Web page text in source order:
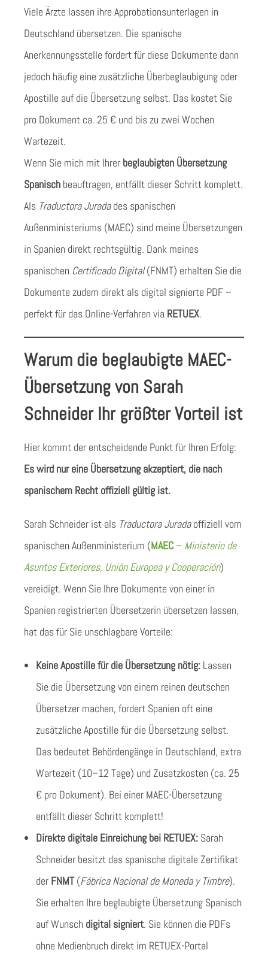
Viele Ärzte lassen ihre Approbationsunterlagen in
Deutschland übersetzen. Die spanische
Anerkennungsstelle fordert für diese Dokumente dann
jedoch häufig eine zusätzliche Überbeglaubigung oder
Apostille auf die Übersetzung selbst. Das kostet Sie
pro Dokument ca. 25 € und bis zu zwei Wochen
Wartezeit.
Wenn Sie mich mit Ihrer beglaubigten Übersetzung
Spanisch beauftragen, entfällt dieser Schritt komplett.
Als Traductora Juradades spanischen
Außenministeriums (MAEC) sind meine Übersetzungen
in Spanien direkt rechtsgültig. Dank meines
spanischen Certificado Digital(FNMT) erhalten Sie die
Dokumente zudem direkt als digital signierte PDF –
perfekt für das Online-Verfahren via RETUEX.
Warum die beglaubigte MAEC-
Übersetzung von Sarah
Schneider Ihr größter Vorteil ist
Hier kommt der entscheidende Punkt für Ihren Erfolg:
Es wird nur eine Übersetzung akzeptiert, die nach
spanischem Recht offiziell gültig ist.
Sarah Schneider ist als Traductora Juradaoffiziell vom
spanischen Außenministerium (MAEC – Ministerio de
Asuntos Exteriores, Unión Europea y Cooperación)
vereidigt. Wenn Sie Ihre Dokumente von einer in
Spanien registrierten Übersetzerin übersetzen lassen,
hat das für Sie unschlagbare Vorteile:
Keine Apostille für die Übersetzung nötig: Lassen
Sie die Übersetzung von einem reinen deutschen
Übersetzer machen, fordert Spanien oft eine
zusätzliche Apostille für die Übersetzung selbst.
Das bedeutet Behördengänge in Deutschland, extra
Wartezeit (10–12 Tage) und Zusatzkosten (ca. 25
€ pro Dokument). Bei einer MAEC-Übersetzung
entfällt dieser Schritt komplett!
Direkte digitale Einreichung bei RETUEX: Sarah
Schneider besitzt das spanische digitale Zertifikat
der FNMT(Fábrica Nacional de Moneda y Timbre).
Sie erhalten Ihre beglaubigte Übersetzung Spanisch
auf Wunsch digital signiert. Sie können die PDFs
ohne Medienbruch direkt im RETUEX-Portal